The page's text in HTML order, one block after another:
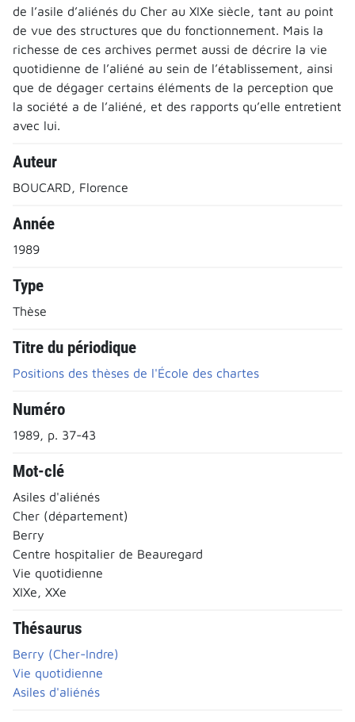
de l’asile d’aliénés du Cher au XIXe siècle, tant au point
de vue des structures que du fonctionnement. Mais la
richesse de ces archives permet aussi de décrire la vie
quotidienne de l’aliéné au sein de l’établissement, ainsi
que de dégager certains éléments de la perception que
la société a de l’aliéné, et des rapports qu’elle entretient
avec lui.
Auteur
BOUCARD, Florence
Année
1989
Type
Thèse
Titre du périodique
Positions des thèses de l'École des chartes
Numéro
1989, p. 37-43
Mot-clé
Asiles d'aliénés
Cher (département)
Berry
Centre hospitalier de Beauregard
Vie quotidienne
XIXe, XXe
Thésaurus
Berry (Cher-Indre)
Vie quotidienne
Asiles d'aliénés